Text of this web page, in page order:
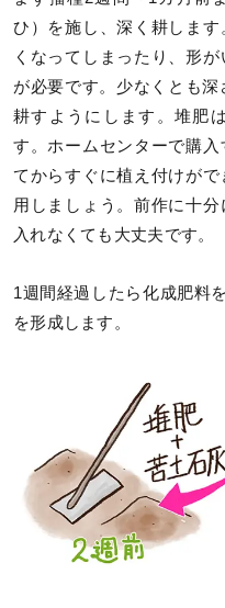
ひ）を施し、深く耕しま
くなってしまったり、形
が必要です。少なくとも深
耕すようにします。堆肥
す。ホームセンターで購
てからすぐに植え付けが
用しましょう。前作に十
入れなくても大丈夫です。
1週間経過したら化成肥料
を形成します。